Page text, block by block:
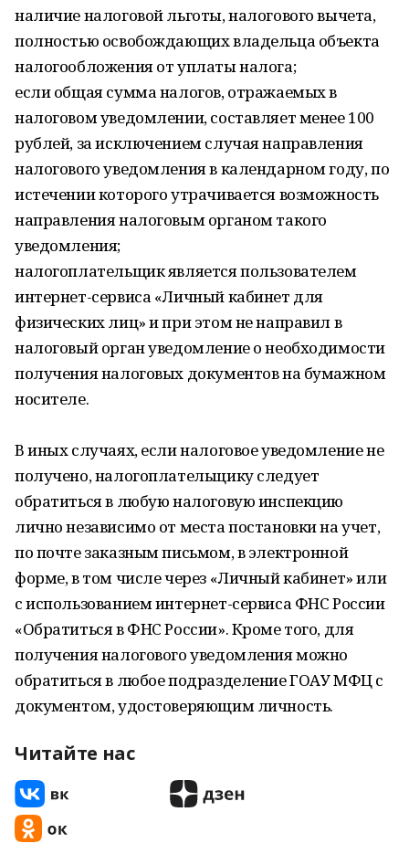
наличие налоговой льготы, налогового вычета,
полностью освобождающих владельца объекта
налогообложения от уплаты налога;
если общая сумма налогов, отражаемых в
налоговом уведомлении, составляет менее 100
рублей, за исключением случая направления
налогового уведомления в календарном году, по
истечении которого утрачивается возможность
направления налоговым органом такого
уведомления;
налогоплательщик является пользователем
интернет-сервиса «Личный кабинет для
физических лиц» и при этом не направил в
налоговый орган уведомление о необходимости
получения налоговых документов на бумажном
носителе.
В иных случаях, если налоговое уведомление не
получено, налогоплательщику следует
обратиться в любую налоговую инспекцию
лично независимо от места постановки на учет,
по почте заказным письмом, в электронной
форме, в том числе через «Личный кабинет» или
с использованием интернет-сервиса ФНС России
«Обратиться в ФНС России». Кроме того, для
получения налогового уведомления можно
обратиться в любое подразделение ГОАУ МФЦ с
документом, удостоверяющим личность.
Читайте нас